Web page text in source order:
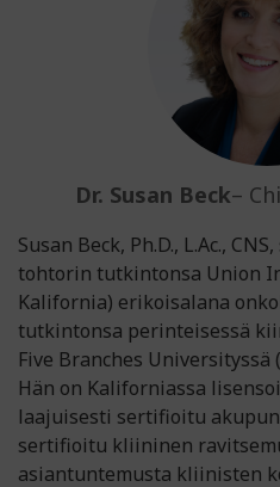
Dr. Susan Beck–
Susan Beck, Ph.D., L.Ac.,
tohtorin tutkintonsa Union
Kalifornia) erikoisalana
tutkintonsa perinteisessä
Five Branches Universityssä
Hän on Kaliforniassa
laajuisesti sertifioitu
sertifioitu kliininen
asiantuntemusta kliinisten